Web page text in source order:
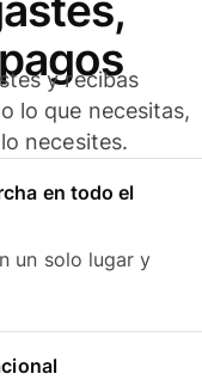
y recibas
lo que necesitas,
necesites.
en todo el
un solo lugar y